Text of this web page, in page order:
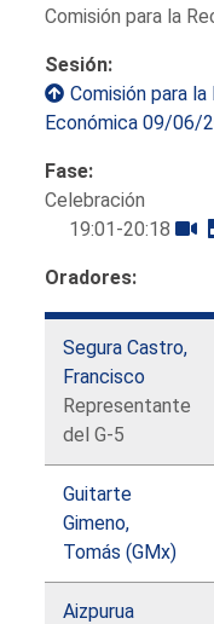
Comisión para la
Sesión:
Comisión para
Económica 09/06/
Fase:
Celebración
19:01-20:18
Oradores:
Segura Castro,
Francisco
Representante
del G-5
Guitarte
Gimeno,
Tomás (GMx)
Aizpurua